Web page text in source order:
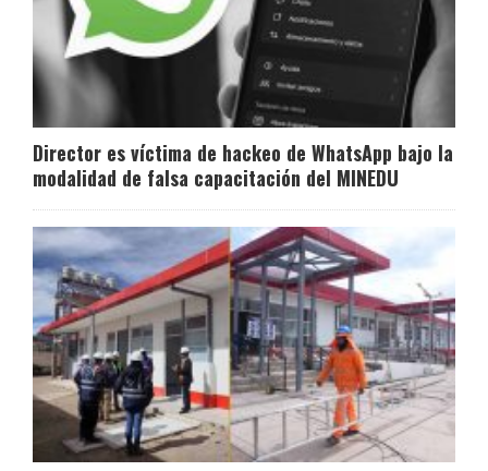
Director es víctima de hackeo de WhatsApp bajo la
modalidad de falsa capacitación del MINEDU